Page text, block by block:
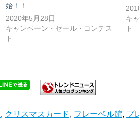
始！！
2020年5月28日
キャンペーン・セール・コンテス
ト
キ
ト
, クリスマスカード, フレーベル館, プ